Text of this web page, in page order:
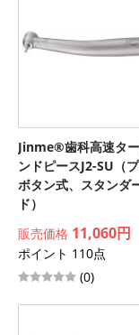
Jinme®歯科高速タ
ンドピースJ2-SU（
ボタン式、スタンダ
ド）
販売価格 11,060円
ポイント 110点
(0)